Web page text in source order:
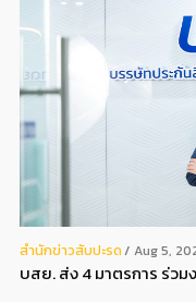
สํานักข่าวสับปะรด Aug 5,
บสย. ส่ง 4 มาตรการ ร่ว